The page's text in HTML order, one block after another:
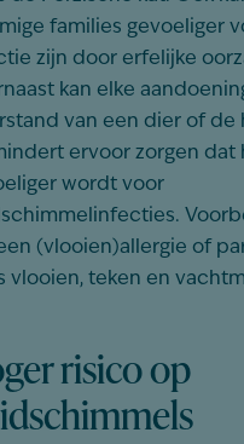
families gevoeliger
zijn door erfelijke
kan elke
van een dier of de
ervoor zorgen dat
wordt voor
(vlooien)allergie of
vlooien, teken en
risico op